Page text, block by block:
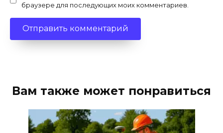
браузере для последующих моих комментариев.
Вам также может понравиться